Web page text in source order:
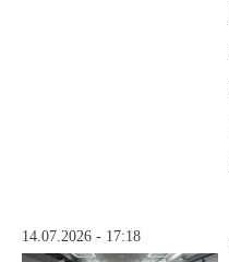
14.07.2026 - 17:18